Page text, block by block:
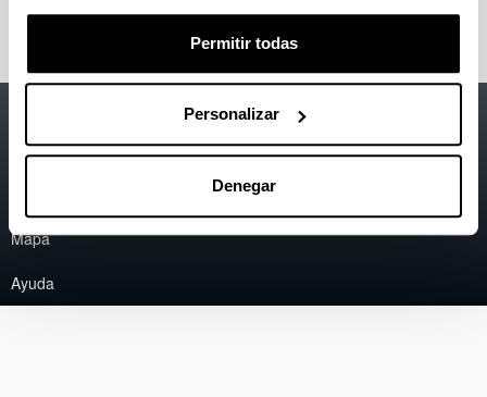
Permitir todas
Personalizar
Denegar
Información legal
Mapa
Ayuda